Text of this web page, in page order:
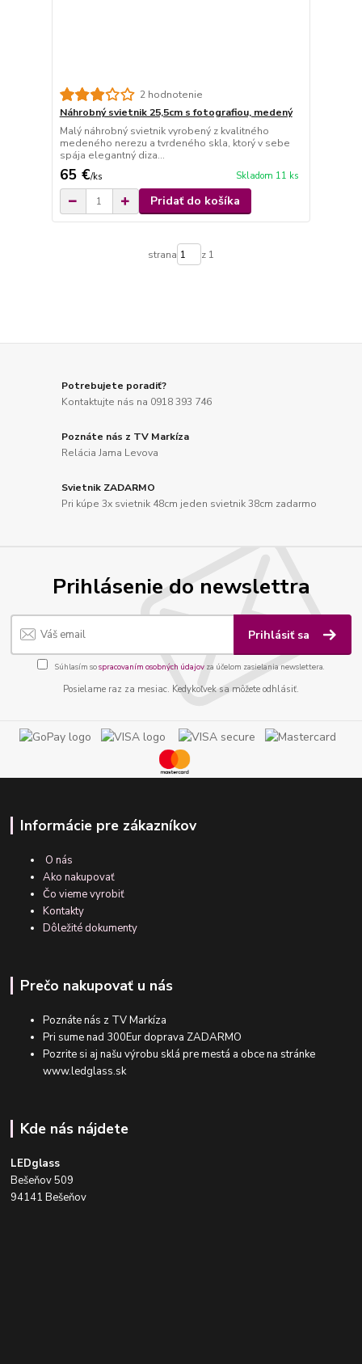
2 hodnotenie
Náhrobný svietnik 25,5cm s fotografiou, medený
Malý náhrobný svietnik vyrobený z kvalitného
medeného nerezu a tvrdeného skla, ktorý v sebe
spája elegantný diza...
65 €/ks Skladom 11 ks
Pridať do košíka
strana z 1
Potrebujete poradiť?
Kontaktujte nás na 0918 393 746
Poznáte nás z TV Markíza
Relácia Jama Levova
Svietnik ZADARMO
Pri kúpe 3x svietnik 48cm jeden svietnik 38cm zadarmo
Prihlásenie do newslettra
Prihlásiť sa
Súhlasím sospracovaním osobných údajov za účelom zasielania newslettera.
Posielame raz za mesiac. Kedykoľvek sa môžete odhlásiť.
Informácie pre zákazníkov
O nás
Ako nakupovať
Čo vieme vyrobiť
Kontakty
Dôležité dokumenty
Prečo nakupovať u nás
Poznáte nás z TV Markíza
Pri sume nad 300Eur doprava ZADARMO
Pozrite si aj našu výrobu sklá pre mestá a obce na stránke
www.ledglass.sk
Kde nás nájdete
LEDglass
Bešeňov 509
94141 Bešeňov